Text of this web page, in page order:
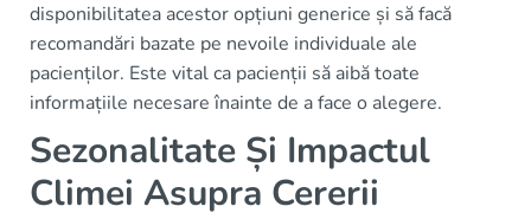
disponibilitatea acestor opțiuni generice și să facă
recomandări bazate pe nevoile individuale ale
pacienților. Este vital ca pacienții să aibă toate
informațiile necesare înainte de a face o alegere.
Sezonalitate Și Impactul
Climei Asupra Cererii